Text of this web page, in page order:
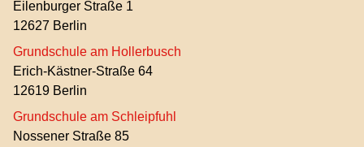
Eilenburger Straße 1
12627 Berlin
Grundschule am Hollerbusch
Erich-Kästner-Straße 64
12619 Berlin
Grundschule am Schleipfuhl
Nossener Straße 85